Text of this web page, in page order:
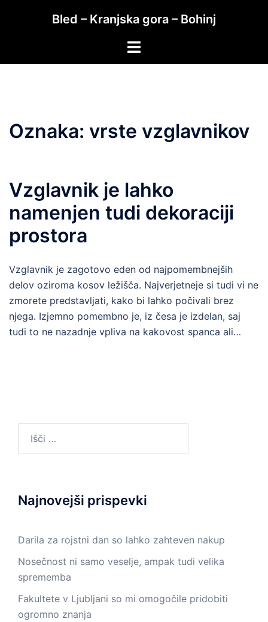
Bled – Kranjska gora – Bohinj
Toggle
Oznaka: vrste vzglavnikov
Vzglavnik je lahko
namenjen tudi dekoraciji
prostora
Vzglavnik je zagotovo eden od najpomembnejših
delov oziroma kosov ležišča. Najverjetneje si tudi vi ne
zmorete predstavljati, kako bi lahko počivali brez
njega. Izjemno pomembno je, iz česa je izdelan, saj
tudi to ne nazadnje vpliva na kakovost spanca ali…
Najnovejši prispevki
Darila za rojstni dan so lahko zahteven nakup
Nosečnost ni samo veselje, ampak tudi velika
sprememba
Fakultete v Ljubljani so mi omogočile pridobiti
ogromno znanja